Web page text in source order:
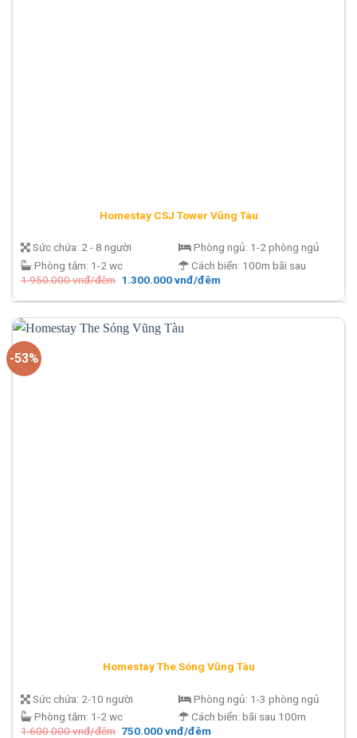
Homestay CSJ Tower Vũng Tàu
Sức chứa: 2 - 8 người
Phòng tắm: 1-2 wc
Phòng ngủ: 1-2 phòng ngủ
Cách biển: 100m bãi sau
1.950.000vnđ/đêm Giá
là:
đêm.
1.300.000vnđ/đêmGiá
tại
1.300.000 vnđ/
-53%
Homestay The Sóng Vũng Tàu
Sức chứa: 2-10 người
Phòng tắm: 1-2 wc
Phòng ngủ: 1-3 phòng ngủ
Cách biển: bãi sau 100m
1.600.000vnđ/đêm Giá
750.000vnđ/đêmGiá